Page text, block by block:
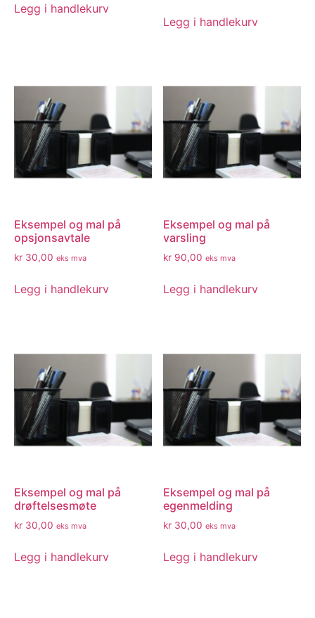
Legg i handlekurv
Legg i handlekurv
Eksempel og mal på
opsjonsavtale
kr 30,00 eks mva
Legg i handlekurv
Eksempel og mal på
varsling
kr 90,00 eks mva
Legg i handlekurv
Eksempel og mal på
drøftelsesmøte
kr 30,00 eks mva
Legg i handlekurv
Eksempel og mal på
egenmelding
kr 30,00 eks mva
Legg i handlekurv